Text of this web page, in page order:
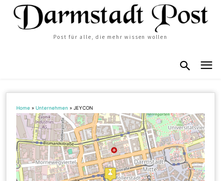
Post für alle, die mehr wissen wollen
Home »Unternehmen »JEYCON